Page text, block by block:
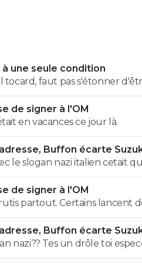
une seule condition
faut pas s'étonner
de signer à l'OM
en vacances ce jour là.
Buffon écarte
le slogan nazi italien cetait
la espece de trouduc les
a chaque phrase.. donc sa
l'analyse comment ??
guignol
de signer à l'OM
partout. Certains lancent
font bruler un bus à un
et des cris de singes,
car ils ont le maillot du
prennent d'assaut un huber
Buffon écarte
nazi?? Tes un drôle toi
mais un tee shirt espece